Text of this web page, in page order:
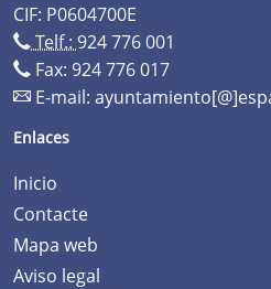
CIF: P0604700E
Telf.: 924 776 001
Fax: 924 776 017
E-mail:
Enlaces
Inicio
Contacte
Mapa web
Aviso legal